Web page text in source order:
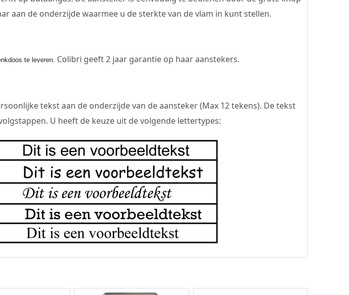
aan de onderzijde waarmee u de sterkte van de vlam in kunt stellen.
te leveren. Colibri geeft 2 jaar garantie op haar aanstekers.
tekst aan de onderzijde van de aansteker (Max 12 tekens). De tekst
U heeft de keuze uit de volgende lettertypes: